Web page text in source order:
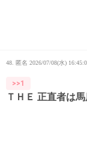
48. 匿名 2026/07/08(水)
>>1
ＴＨＥ 正直者は